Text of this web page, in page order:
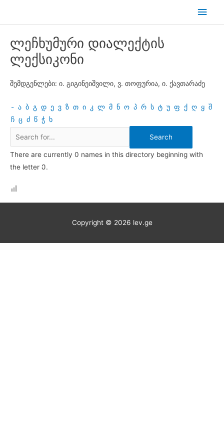
Main
ლეჩხუმური დიალექტის
ლექსიკონი
შემდგენლები: ი. გიგინეიშვილი, ვ. თოფურია, ი. ქავთარაძე
- ა ბ გ დ ე ვ ზ თ ი კ ლ მ ნ ო პ რ ს ტ უ ფ ქ ღ ყ შ
ჩ ც ძ წ ჭ ხ
There are currently 0 names in this directory beginning with
the letter Ე.
Copyright © 2026 lev.ge